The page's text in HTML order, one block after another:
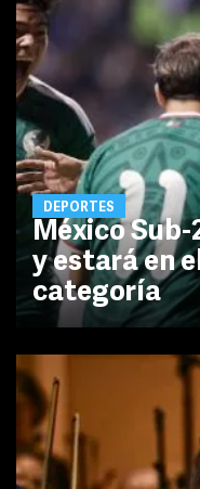
DEPORTES
México Sub-
y estará en
categoría